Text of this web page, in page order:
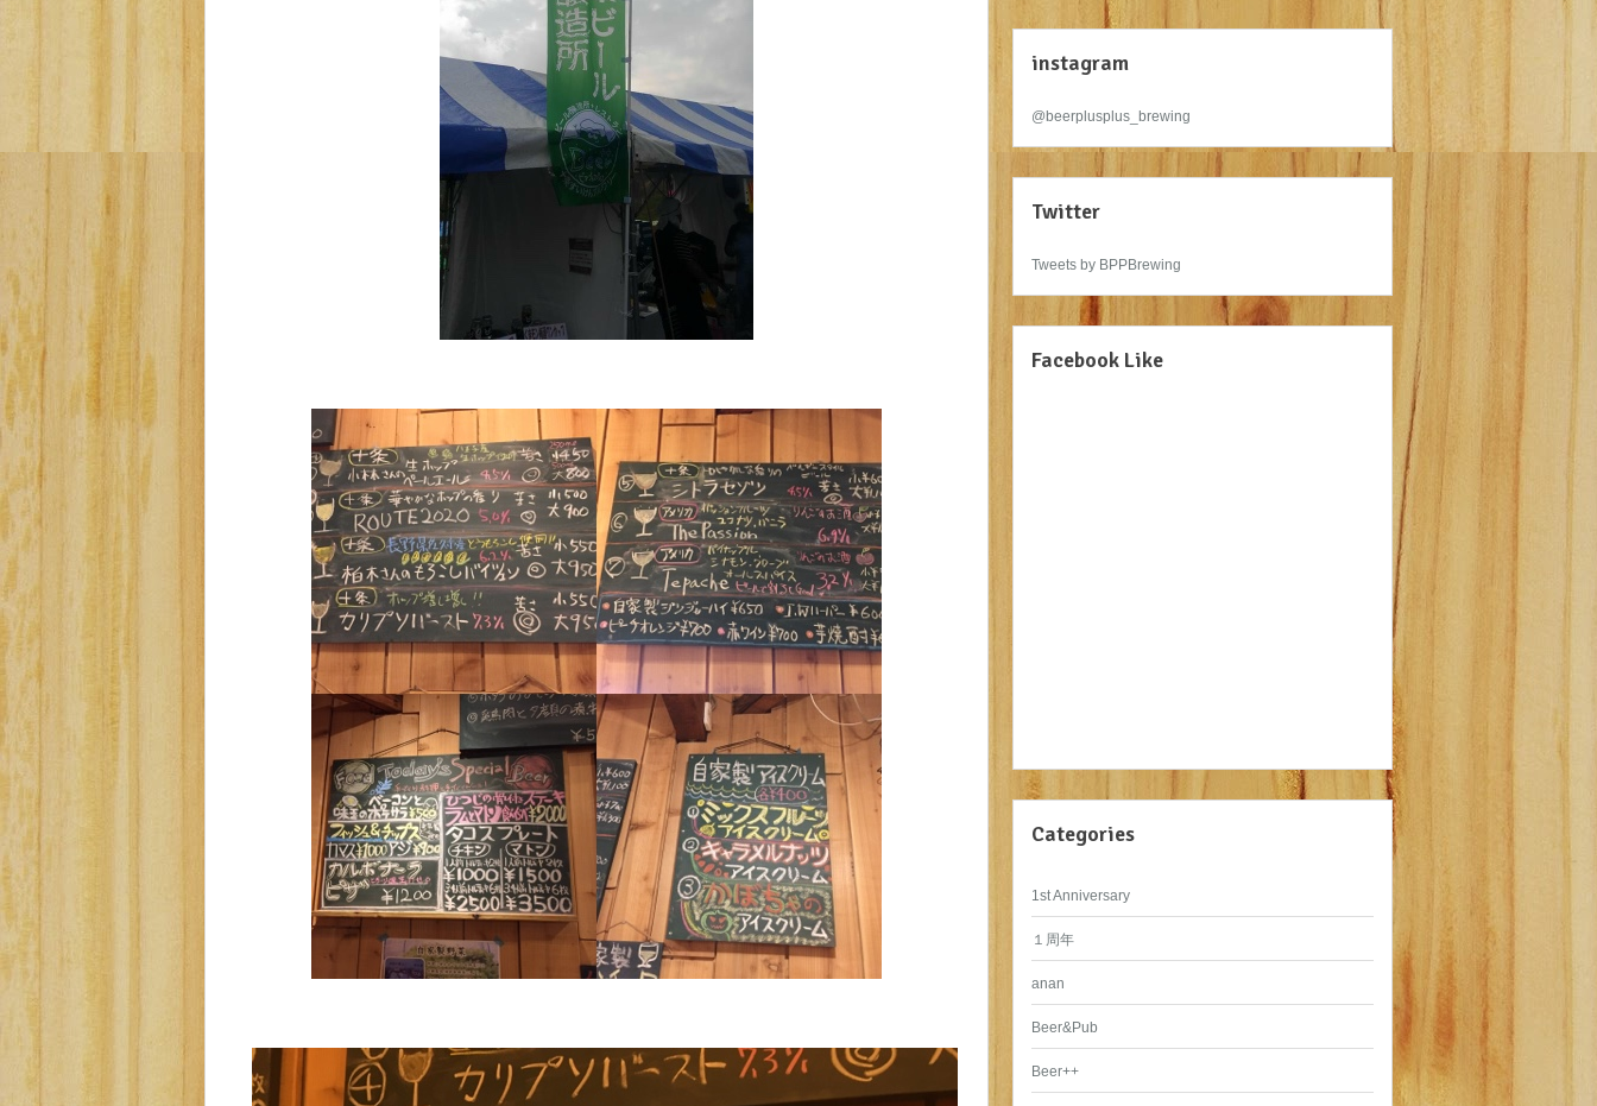
instagram
@beerplusplus_brewing
Twitter
Tweets by BPPBrewing
Facebook Like
Categories
1st Anniversary
１周年
anan
Beer&Pub
Beer++